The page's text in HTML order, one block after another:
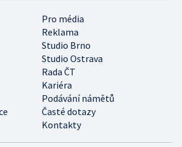
Pro média
Reklama
Studio Brno
Studio Ostrava
Rada ČT
Kariéra
Podávání námětů
Časté dotazy
Kontakty